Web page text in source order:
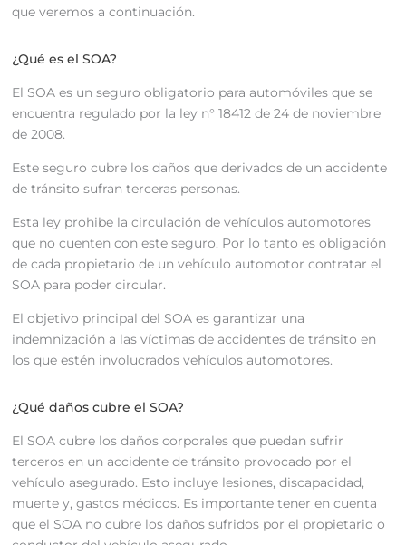
que veremos a continuación.
¿Qué es el SOA?
El SOA es un seguro obligatorio para automóviles que se
encuentra regulado por la ley n° 18412 de 24 de noviembre
de 2008.
Este seguro cubre los daños que derivados de un accidente
de tránsito sufran terceras personas.
Esta ley prohibe la circulación de vehículos automotores
que no cuenten con este seguro. Por lo tanto es obligación
de cada propietario de un vehículo automotor contratar el
SOA para poder circular.
El objetivo principal del SOA es garantizar una
indemnización a las víctimas de accidentes de tránsito en
los que estén involucrados vehículos automotores.
¿Qué daños cubre el SOA?
El SOA cubre los daños corporales que puedan sufrir
terceros en un accidente de tránsito provocado por el
vehículo asegurado. Esto incluye lesiones, discapacidad,
muerte y, gastos médicos. Es importante tener en cuenta
que el SOA no cubre los daños sufridos por el propietario o